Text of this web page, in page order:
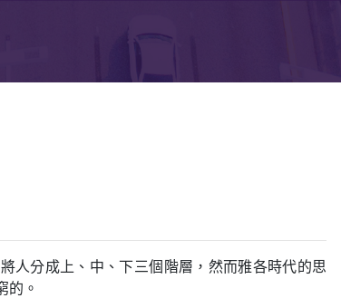
人分成上、中、下三個階層，然而雅各時代的思
的。